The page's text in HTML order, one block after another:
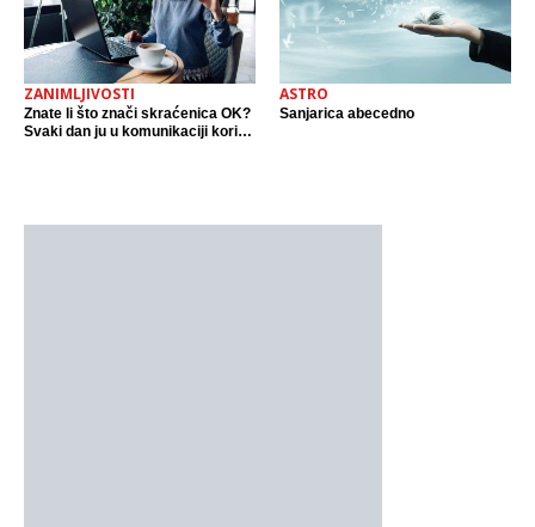
ZANIMLJIVOSTI
Znate li što znači skraćenica OK?
Svaki dan ju u komunikaciji koristi
ASTRO
Sanjarica abecedno